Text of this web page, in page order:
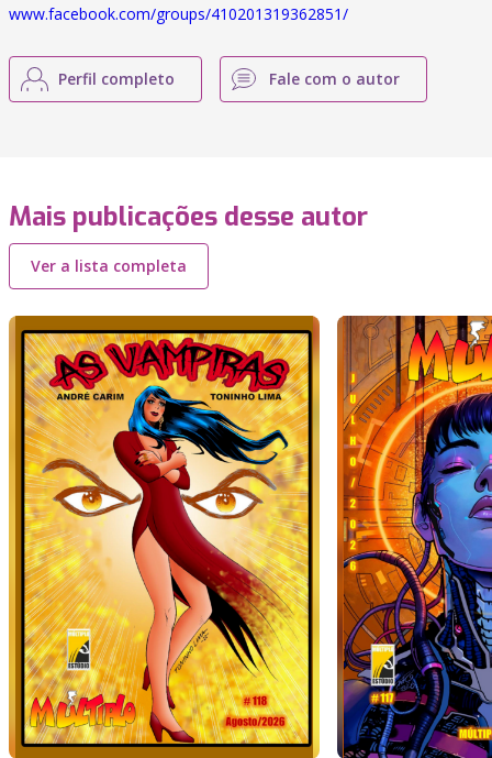
www.facebook.com/groups/410201319362851/
Perfil completo Fale com o autor
Mais publicações desse autor
Ver a lista completa